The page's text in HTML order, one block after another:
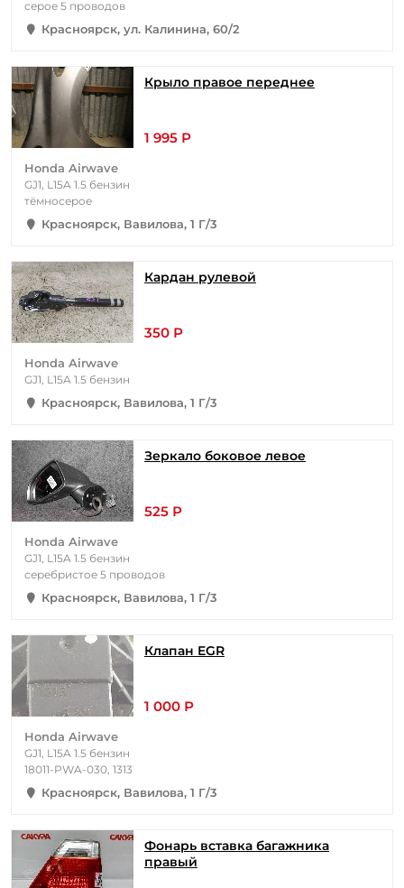
серое 5 проводов
Красноярск, ул. Калинина, 60/2
Крыло правое переднее
1 995 Р
Honda Airwave
GJ1, L15A 1.5 бензин
тёмносерое
Красноярск, Вавилова, 1 Г/3
Кардан рулевой
350 Р
Honda Airwave
GJ1, L15A 1.5 бензин
Красноярск, Вавилова, 1 Г/3
Зеркало боковое левое
525 Р
Honda Airwave
GJ1, L15A 1.5 бензин
серебристое 5 проводов
Красноярск, Вавилова, 1 Г/3
Клапан EGR
1 000 Р
Honda Airwave
GJ1, L15A 1.5 бензин
18011-PWA-030, 1313
Красноярск, Вавилова, 1 Г/3
Фонарь вставка багажника
правый